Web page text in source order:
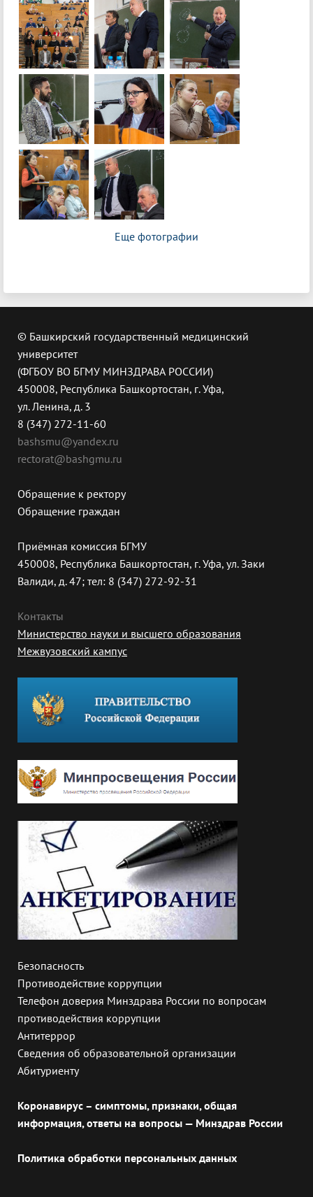
Еще фотографии
© Башкирский государственный медицинский
университет
(ФГБОУ ВО БГМУ МИНЗДРАВА РОССИИ)
450008, Республика Башкортостан, г. Уфа,
ул. Ленина, д. 3
8 (347) 272-11-60
bashsmu@yandex.ru
rectorat@bashgmu.ru
Обращение к ректору
Обращение граждан
Приёмная комиссия БГМУ
450008, Республика Башкортостан, г. Уфа, ул. Заки
Валиди, д. 47; тел: 8 (347) 272-92-31
Контакты
Министерство науки и высшего образования
Межвузовский кампус
Безопасность
Противодействие коррупции
Телефон доверия Минздрава России по вопросам
противодействия коррупции
Антитеррор
Сведения об образовательной организации
Абитуриенту
Коронавирус – симптомы, признаки, общая
информация, ответы на вопросы — Минздрав России
Политика обработки персональных данных